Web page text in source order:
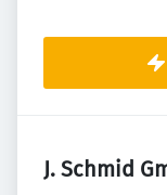
J. Schmid